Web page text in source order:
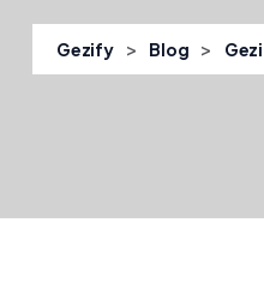
Gezify > Blog >